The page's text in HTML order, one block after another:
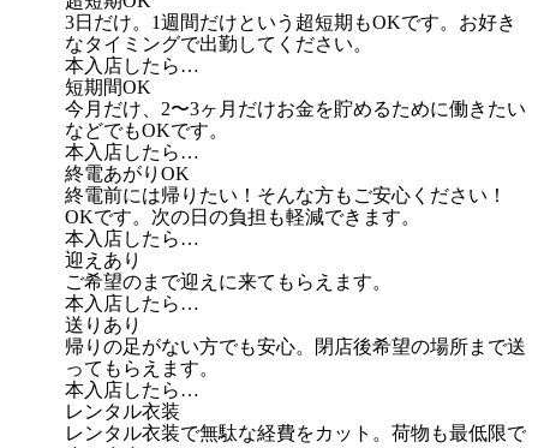
3日だけ。1週間だけという超短期もOKです。お好き
なタイミングで出勤してください。
本入店したら…
短期間OK
今月だけ、2〜3ヶ月だけお金を貯めるために働きたい
などでもOKです。
本入店したら…
終電あがりOK
終電前には帰りたい！そんな方もご安心ください！
OKです。次の日の負担も軽減できます。
本入店したら…
迎えあり
ご希望のまで迎えに来てもらえます。
本入店したら…
送りあり
帰りの足がない方でも安心。閉店後希望の場所まで送
ってもらえます。
本入店したら…
レンタル衣装
レンタル衣装で無駄な経費をカット。荷物も最低限で